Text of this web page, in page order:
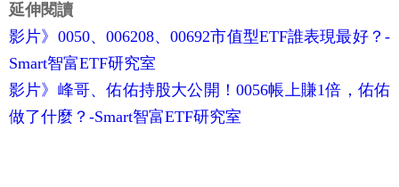
延伸閱讀
影片》0050、006208、00692市值型ETF誰表現最好？-
Smart智富ETF研究室
影片》峰哥、佑佑持股大公開！0056帳上賺1倍，佑佑
做了什麼？-Smart智富ETF研究室